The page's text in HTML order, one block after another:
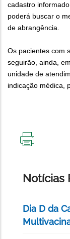
cadastro
poderá buscar o
de abrangência.
Os pacientes com
seguirão, ainda,
unidade de
indicação médica,
Notícias
Dia D da